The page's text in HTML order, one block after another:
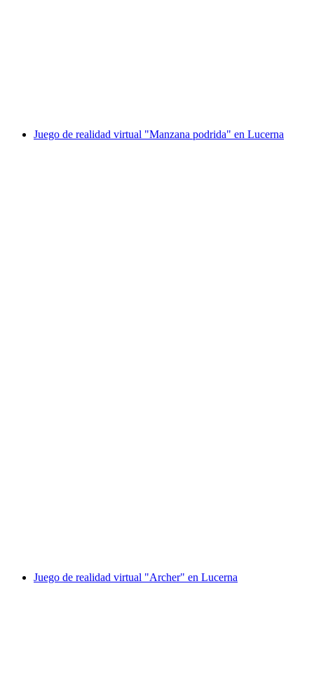
Juego de realidad virtual "Manzana podrida" en Lucerna
Juego de realidad virtual "Archer" en Lucerna